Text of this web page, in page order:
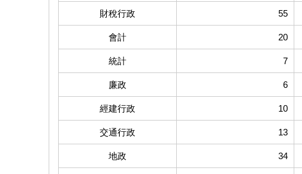
財稅行政 55
會計 20
統計 7
廉政 6
經建行政 10
交通行政 13
地政 34